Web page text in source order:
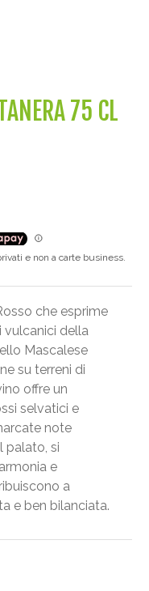
75 CL
e non a carte business.
che esprime
vulcanici della
Mascalese
su terreni di
offre un
selvatici e
note
palato, si
e
a
e ben bilanciata.